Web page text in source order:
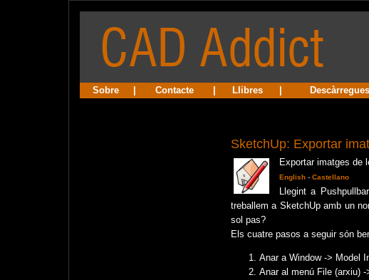
Sobre Contacte Llibres Descàrregues
SketchUp: Exportar
Exportar imatges de
English - Castellano
Llegint a
treballem a SketchUp amb un
sol pas?
Els cuatre pasos a seguir són
Anar a Window -> Model
Anar al menú File (arxiu)